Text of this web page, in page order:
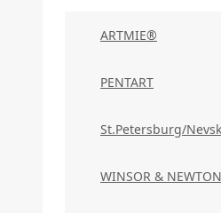
ARTMIE®
PENTART
St.Petersburg/
WINSOR & NEWTON